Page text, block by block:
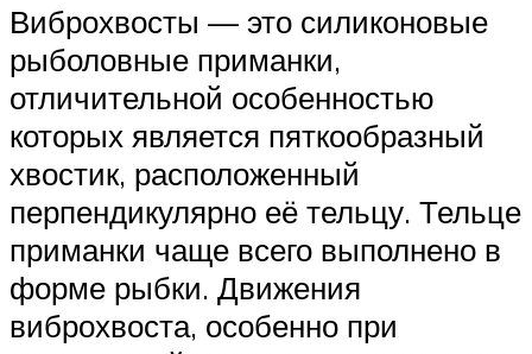
Виброхвосты — это силиконовые
рыболовные приманки,
отличительной особенностью
которых является пяткообразный
хвостик, расположенный
перпендикулярно её тельцу. Тельце
приманки чаще всего выполнено в
форме рыбки. Движения
виброхвоста, особенно при